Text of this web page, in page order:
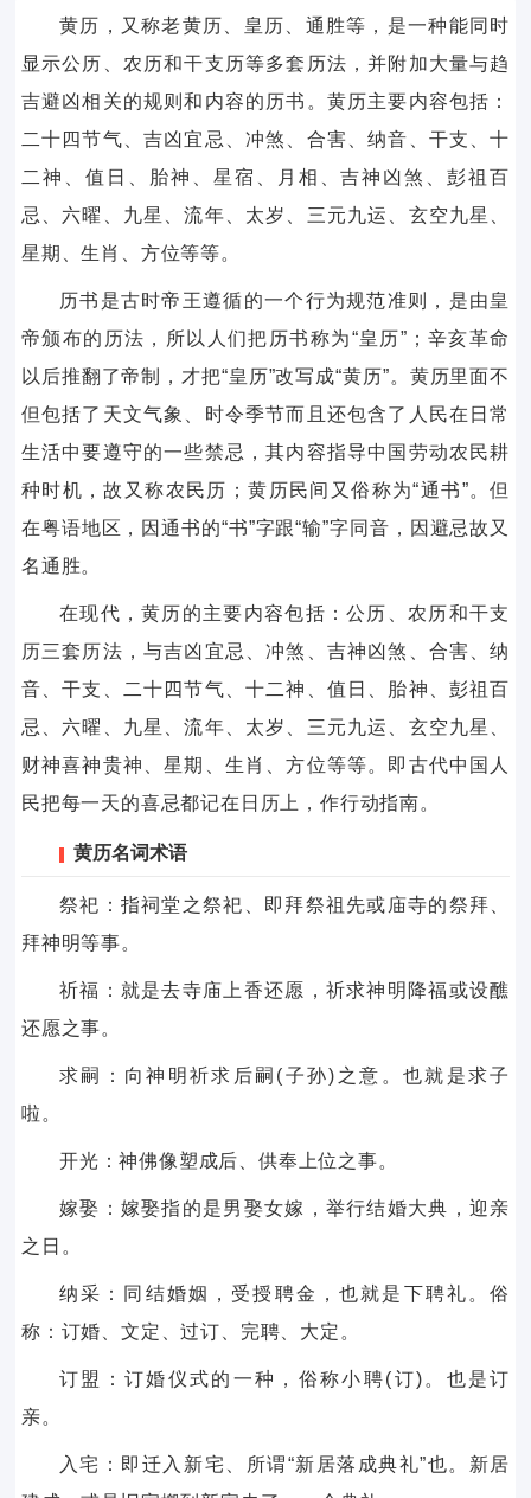
黄历，又称老黄历、皇历、通胜等，是一种能同时
显示公历、农历和干支历等多套历法，并附加大量与趋
吉避凶相关的规则和内容的历书。黄历主要内容包括：
二十四节气、吉凶宜忌、冲煞、合害、纳音、干支、十
二神、值日、胎神、星宿、月相、吉神凶煞、彭祖百
忌、六曜、九星、流年、太岁、三元九运、玄空九星、
星期、生肖、方位等等。
历书是古时帝王遵循的一个行为规范准则，是由皇
帝颁布的历法，所以人们把历书称为“皇历”；辛亥革命
以后推翻了帝制，才把“皇历”改写成“黄历”。黄历里面不
但包括了天文气象、时令季节而且还包含了人民在日常
生活中要遵守的一些禁忌，其内容指导中国劳动农民耕
种时机，故又称农民历；黄历民间又俗称为“通书”。但
在粤语地区，因通书的“书”字跟“输”字同音，因避忌故又
名通胜。
在现代，黄历的主要内容包括：公历、农历和干支
历三套历法，与吉凶宜忌、冲煞、吉神凶煞、合害、纳
音、干支、二十四节气、十二神、值日、胎神、彭祖百
忌、六曜、九星、流年、太岁、三元九运、玄空九星、
财神喜神贵神、星期、生肖、方位等等。即古代中国人
民把每一天的喜忌都记在日历上，作行动指南。
黄历名词术语
祭祀：指祠堂之祭祀、即拜祭祖先或庙寺的祭拜、
拜神明等事。
祈福：就是去寺庙上香还愿，祈求神明降福或设醮
还愿之事。
求嗣：向神明祈求后嗣(子孙)之意。也就是求子
啦。
开光：神佛像塑成后、供奉上位之事。
嫁娶：嫁娶指的是男娶女嫁，举行结婚大典，迎亲
之日。
纳采：同结婚姻，受授聘金，也就是下聘礼。俗
称：订婚、文定、过订、完聘、大定。
订盟：订婚仪式的一种，俗称小聘(订)。也是订
亲。
入宅：即迁入新宅、所谓“新居落成典礼”也。新居